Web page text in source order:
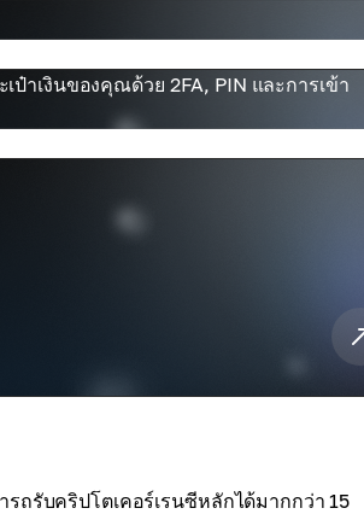
ป๋าเงินของคุณด้วย 2FA, PIN และการเข้า
รับคริปโตเคอร์เรนซีหลักได้มากกว่า 15